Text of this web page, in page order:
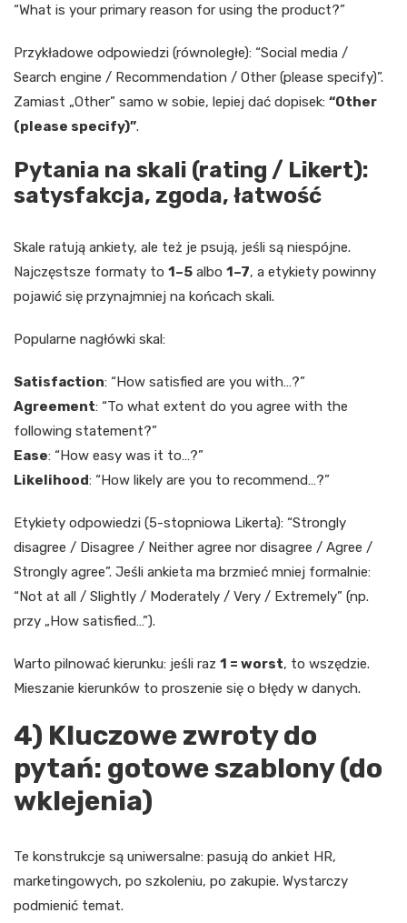
“What is your primary reason for using the product?”
Przykładowe odpowiedzi (równoległe): “Social media /
Search engine / Recommendation / Other (please specify)”.
Zamiast „Other” samo w sobie, lepiej dać dopisek: “Other
(please specify)”.
Pytania na skali (rating / Likert):
satysfakcja, zgoda, łatwość
Skale ratują ankiety, ale też je psują, jeśli są niespójne.
Najczęstsze formaty to 1–5 albo 1–7, a etykiety powinny
pojawić się przynajmniej na końcach skali.
Popularne nagłówki skal:
Satisfaction: “How satisfied are you with…?”
Agreement: “To what extent do you agree with the
following statement?”
Ease: “How easy was it to…?”
Likelihood: “How likely are you to recommend…?”
Etykiety odpowiedzi (5-stopniowa Likerta): “Strongly
disagree / Disagree / Neither agree nor disagree / Agree /
Strongly agree”. Jeśli ankieta ma brzmieć mniej formalnie:
“Not at all / Slightly / Moderately / Very / Extremely” (np.
przy „How satisfied…”).
Warto pilnować kierunku: jeśli raz 1 = worst, to wszędzie.
Mieszanie kierunków to proszenie się o błędy w danych.
4) Kluczowe zwroty do
pytań: gotowe szablony (do
wklejenia)
Te konstrukcje są uniwersalne: pasują do ankiet HR,
marketingowych, po szkoleniu, po zakupie. Wystarczy
podmienić temat.